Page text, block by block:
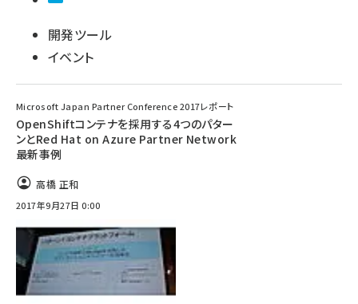
開発ツール
イベント
Microsoft Japan Partner Conference 2017レポート
OpenShiftコンテナを採用する4つのパター
ンとRed Hat on Azure Partner Network
最新事例
高橋 正和
2017年9月27日 0:00